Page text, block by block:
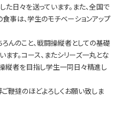
た日々を送っています。また、全国で
事は、学生のモチベーションアップ
んのこと、戦闘操縦者としての基礎
す。コース、またシリーズ一丸とな
縦者を目指し学生一同日々精進し
鞭撻のほどよろしくお願い致しま